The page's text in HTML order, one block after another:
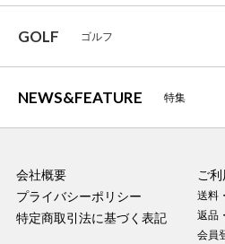
GOLF ゴルフ
NEWS&FEATURE 特集
会社概要
プライバシーポリシー
特定商取引法に基づく表記
ご
送料
返品
会員